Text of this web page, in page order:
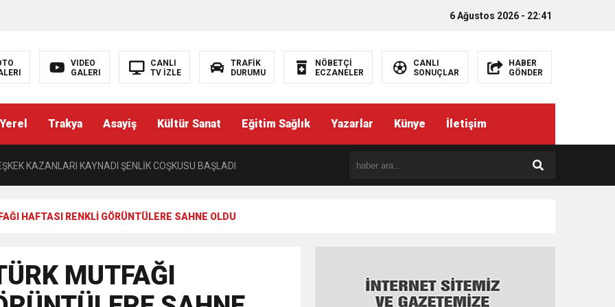
6 Ağustos 2026 - 22:41
VIDEO
GALERI
CANLI
TV İZLE
TRAFİK
DURUMU
NÖBETÇİ
ECZANELER
CANLI
SONUÇLAR
HABER
GÖNDER
Yerel Trakya Asayiş Kültür Sanat Eğitim Sağlık Yazarlar Künye İletişim
“AYNI İŞİ YAPAN ÜÇ AYRI STATÜ NE HUKUKA NE VİCDANA SIĞAR”
PERDEYİ AÇAN KAYMAKAM
KAZANLARI KAYNADI ŞENLİK COŞKUSU BAŞLADI
BASIN MENSUPLARINA VEFA BULUŞMASI
HAFTASI RENKLİ GÖRÜNTÜLERE SAHNE OLDU
MUTFAĞI